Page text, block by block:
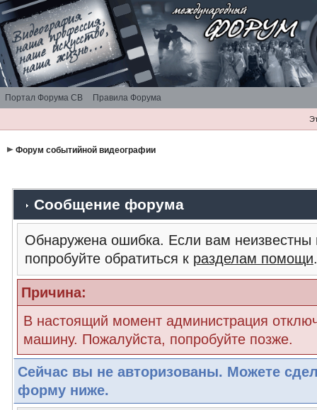
Портал Форума СВ Правила Форума
Форум событийной видеографии
Сообщение форума
Обнаружена ошибка. Если вам
попробуйте обратиться к разделам помощи.
Причина:
В настоящий момент администрация
машину. Пожалуйста, попробуйте позже.
Сейчас вы не авторизованы. Можете
форму ниже.